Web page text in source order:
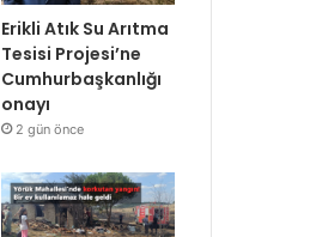
Erikli Atık Su Arıtma
Tesisi Projesi’ne
Cumhurbaşkanlığı
onayı
2 gün önce